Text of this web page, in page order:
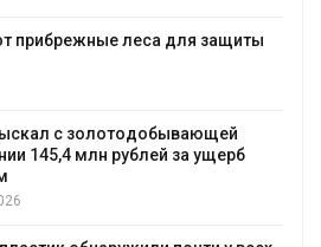
прибрежные леса для защиты
с золотодобывающей
145,4 млн рублей за ущерб